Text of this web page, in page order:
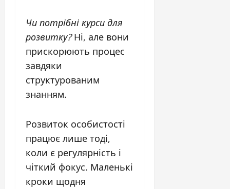
Чи потрібні курси для
розвитку?Ні, але вони
прискорюють процес
завдяки
структурованим
знанням.
Розвиток особистості
працює лише тоді,
коли є регулярність і
чіткий фокус. Маленькі
кроки щодня